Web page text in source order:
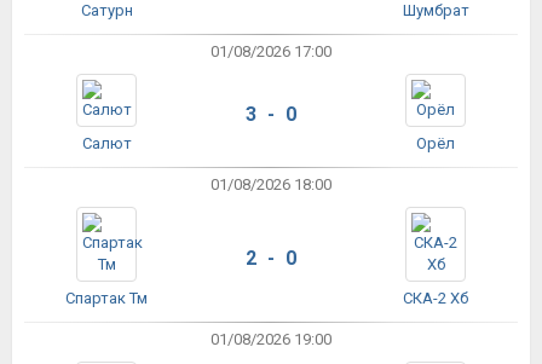
Сатурн Шумбрат
01/08/2026 17:00
Салют
3 - 0
Орёл
01/08/2026 18:00
Спартак Тм
2 - 0
СКА-2 Хб
01/08/2026 19:00